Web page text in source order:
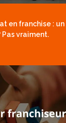
en franchise :
vraiment.